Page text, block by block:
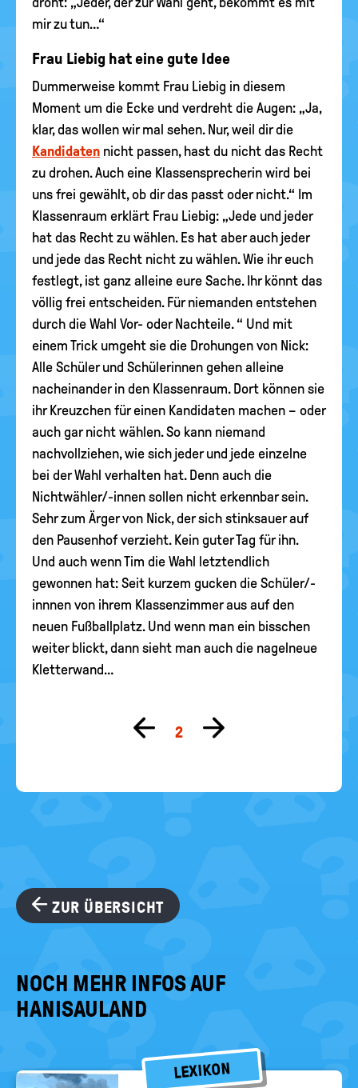
mir zu tun…“
Frau Liebig hat eine gute Idee
Dummerweise kommt Frau Liebig in diesem
Moment um die Ecke und verdreht die Augen: „Ja,
klar, das wollen wir mal sehen. Nur, weil dir die
Kandidaten nicht passen, hast du nicht das Recht
zu drohen. Auch eine Klassensprecherin wird bei
uns frei gewählt, ob dir das passt oder nicht.“ Im
Klassenraum erklärt Frau Liebig: „Jede und jeder
hat das Recht zu wählen. Es hat aber auch jeder
und jede das Recht nicht zu wählen. Wie ihr euch
festlegt, ist ganz alleine eure Sache. Ihr könnt das
völlig frei entscheiden. Für niemanden entstehen
durch die Wahl Vor- oder Nachteile. “ Und mit
einem Trick umgeht sie die Drohungen von Nick:
Alle Schüler und Schülerinnen gehen alleine
nacheinander in den Klassenraum. Dort können sie
ihr Kreuzchen für einen Kandidaten machen – oder
auch gar nicht wählen. So kann niemand
nachvollziehen, wie sich jeder und jede einzelne
bei der Wahl verhalten hat. Denn auch die
Nichtwähler/-innen sollen nicht erkennbar sein.
Sehr zum Ärger von Nick, der sich stinksauer auf
den Pausenhof verzieht. Kein guter Tag für ihn.
Und auch wenn Tim die Wahl letztendlich
gewonnen hat: Seit kurzem gucken die Schüler/-
innnen von ihrem Klassenzimmer aus auf den
neuen Fußballplatz. Und wenn man ein bisschen
weiter blickt, dann sieht man auch die nagelneue
Kletterwand…
Zur
2
ZUR ÜBERSICHT
NOCH MEHR INFOS AUF
HANISAULAND
LEXIKON